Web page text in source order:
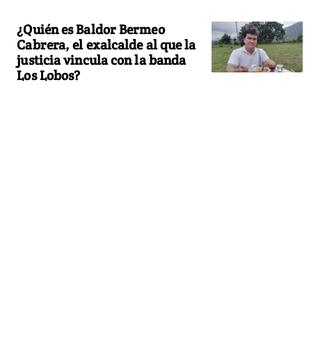
¿Quién es Baldor Bermeo
Cabrera, el exalcalde al que la
justicia vincula con la banda
Los Lobos?